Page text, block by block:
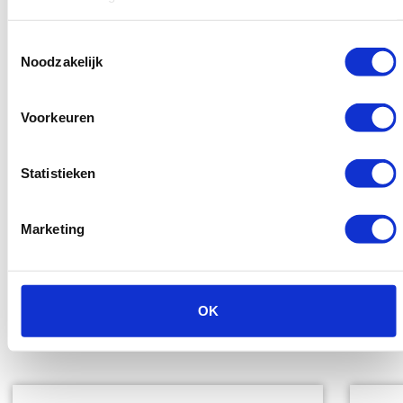
Noodzakelijk
Voorkeuren
Statistieken
Marketing
OK
product